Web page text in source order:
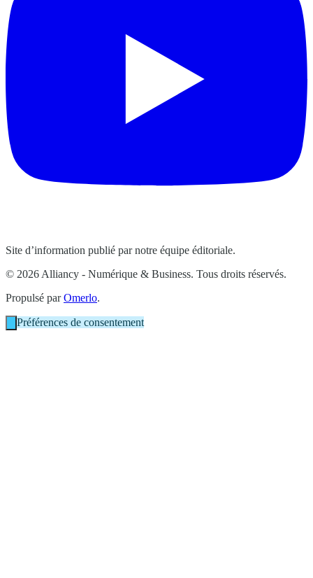
Site d’information publié par notre équipe éditoriale.
© 2026 Alliancy - Numérique & Business. Tous droits réservés.
Propulsé parOmerlo.
Préférences de consentement